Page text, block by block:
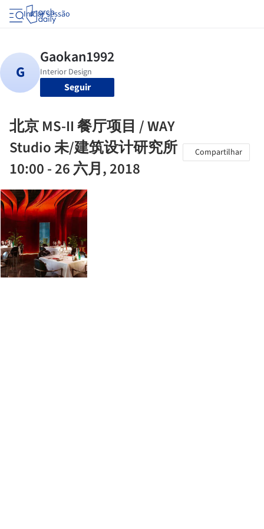
Iniciar sessão
Seguir
北京 MS-II 餐厅项目 / WAY
Studio 未/建筑设计研究所
10:00 - 26 六月, 2018
Compartilhar